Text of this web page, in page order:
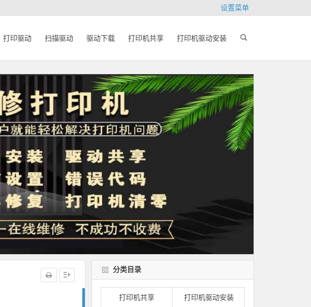
设置菜单
打印驱动 扫描驱动 驱动下载 打印机共享 打印机驱动安装
分类目录
打印机共享 打印机驱动安装